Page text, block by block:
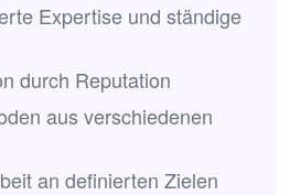
Expertise und ständige
durch Reputation
aus verschiedenen
an definierten Zielen